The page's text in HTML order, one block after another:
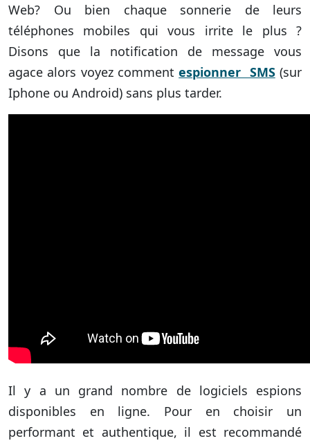
Web? Ou bien chaque sonnerie de leurs
téléphones mobiles qui vous irrite le plus ?
Disons que la notification de message vous
agace alors voyez commentespionner SMS(sur
Iphone ou Android) sans plus tarder.
Il y a un grand nombre de logiciels espions
disponibles en ligne. Pour en choisir un
performant et authentique, il est recommandé